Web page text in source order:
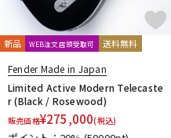
新品 WEB注文店頭受取可 送料無料
Fender Made in Japan
Limited Active Modern Telecaste
r (Black / Rosewood)
販売価格¥275,000(税込)